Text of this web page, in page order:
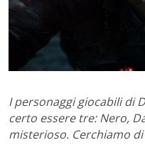
I personaggi giocabili di
certo essere tre: Nero,
misterioso. Cerchiamo